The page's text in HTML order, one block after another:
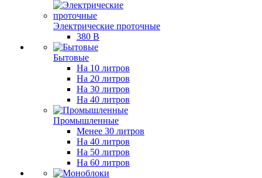
Электрические проточные
380 В
Бытовые
На 10 литров
На 20 литров
На 30 литров
На 40 литров
Промышленные
Менее 30 литров
На 40 литров
На 50 литров
На 60 литров